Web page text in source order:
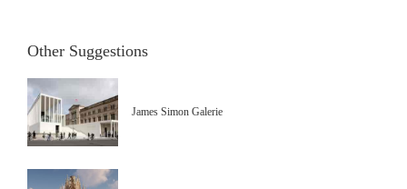
Other Suggestions
James Simon Galerie